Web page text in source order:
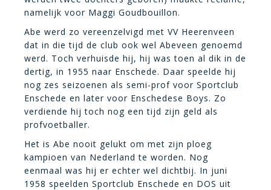
namelijk voor Maggi Goudbouillon.
Abe werd zo vereenzelvigd met VV Heerenveen
dat in die tijd de club ook wel Abeveen genoemd
werd. Toch verhuisde hij, hij was toen al dik in de
dertig, in 1955 naar Enschede. Daar speelde hij
nog zes seizoenen als semi-prof voor Sportclub
Enschede en later voor Enschedese Boys. Zo
verdiende hij toch nog een tijd zijn geld als
profvoetballer.
Het is Abe nooit gelukt om met zijn ploeg
kampioen van Nederland te worden. Nog
eenmaal was hij er echter wel dichtbij. In juni
1958 speelden Sportclub Enschede en DOS uit